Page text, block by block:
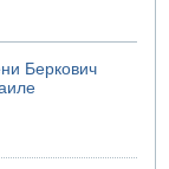
Беркович